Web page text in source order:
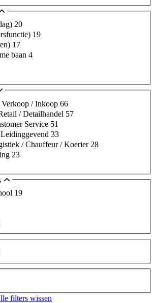
20
19
17
baan 4
/ Inkoop 66
/ Detailhandel 57
Service 51
33
/ Chauffeur / Koerier 28
23
19
filters wissen